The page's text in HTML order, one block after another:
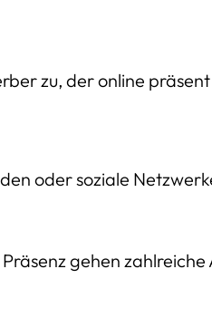
zu, der online präsent
oder soziale
gehen